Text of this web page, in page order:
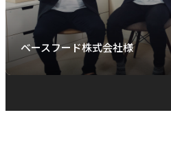
ベースフード株式会社様